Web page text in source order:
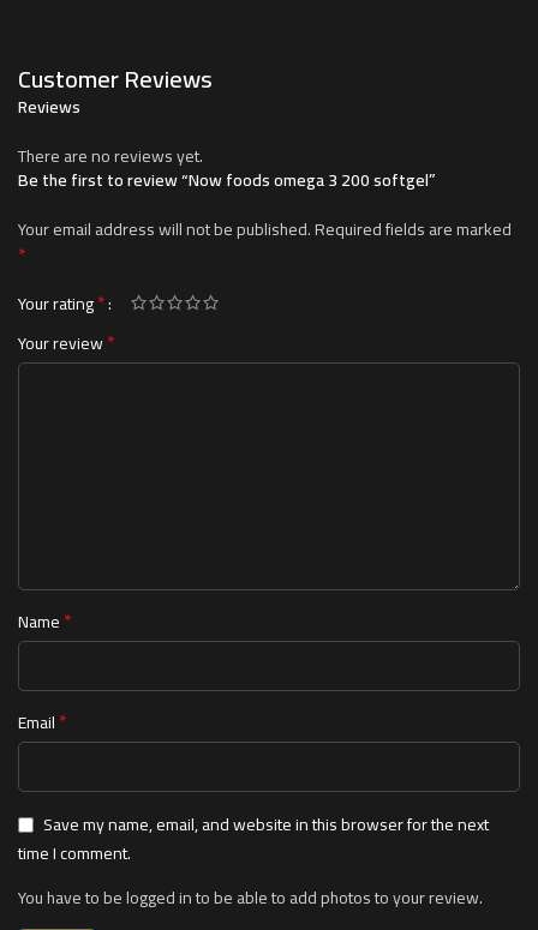
Customer Reviews
Reviews
There are no reviews yet.
Be the first to review “Now foods omega 3 200 softgel”
Your email address will not be published.Required fields are marked
*
Your rating*
Your review*
Name*
Email*
Save my name, email, and website in this browser for the next
time I comment.
You have to be logged in to be able to add photos to your review.